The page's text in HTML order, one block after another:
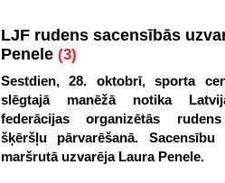
LJF rudens sacensībās
Penele (3)
Sestdien, 28. oktobrī, sporta
slēgtajā manēžā notika
federācijas organizētās
šķēršļu pārvarēšanā. Sacensību
maršrutā uzvarēja Laura Penele.